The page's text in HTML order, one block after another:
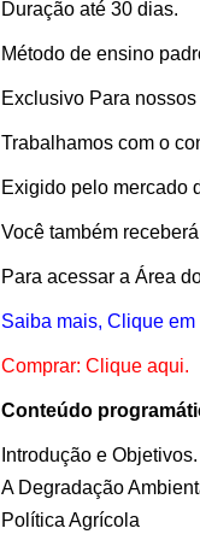
Duração até 30 dias.
Método de ensino
Exclusivo Para
Trabalhamos com o
Exigido pelo mercado
Você também
Para acessar a Área
Saiba mais, Clique em
Comprar: Clique aqui.
Conteúdo
Introdução e Objetivos.
A Degradação
Política Agrícola